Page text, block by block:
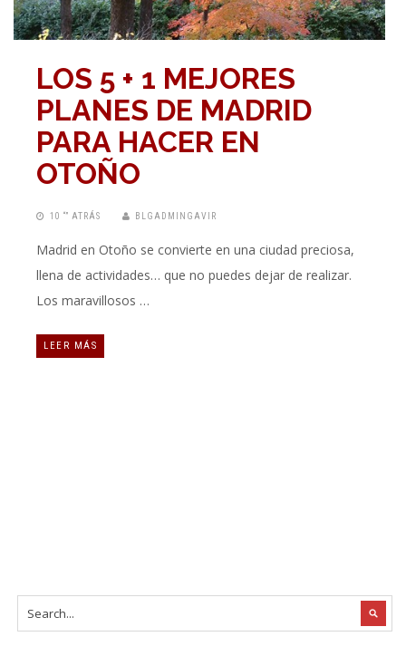
LOS 5 + 1 MEJORES
PLANES DE MADRID
PARA HACER EN
OTOÑO
10 “” ATRÁS BLGADMINGAVIR
Madrid en Otoño se convierte en una ciudad preciosa,
llena de actividades… que no puedes dejar de realizar.
Los maravillosos …
LEER MÁS